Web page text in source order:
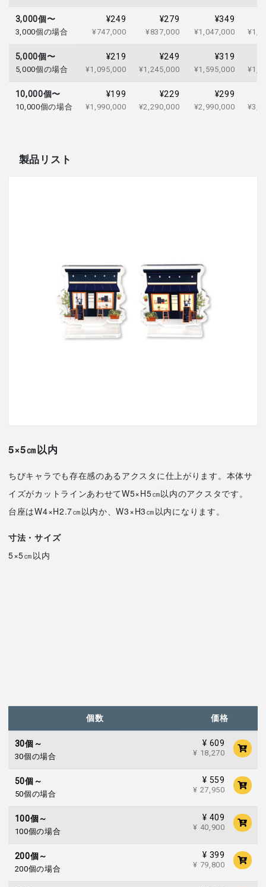
3,000個〜
3,000個の場合
¥249
¥747,000
¥279
¥837,000
¥349
¥1,047,000
5,000個〜
5,000個の場合
¥219
¥1,095,000
¥249
¥1,245,000
¥319
¥1,595,000
10,000個〜
10,000個の場合
¥199
¥1,990,000
¥229
¥2,290,000
¥299
¥2,990,000
製品リスト
5×5㎝以内
ちびキャラでも存在感のあるアクスタに仕上がります。本体サ
イズがカットラインあわせてW5×H5㎝以内のアクスタです。
台座はW4×H2.7㎝以内か、W3×H3㎝以内になります。
寸法・サイズ
5×5㎝以内
個数 価格
30個～
30個の場合
¥ 609
¥ 18,270
50個～
50個の場合
¥ 559
¥ 27,950
100個～
100個の場合
¥ 409
¥ 40,900
200個～
200個の場合
¥ 399
¥ 79,800